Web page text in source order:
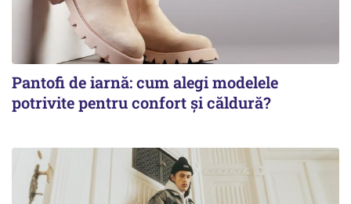
Pantofi de iarnă: cum alegi modelele
potrivite pentru confort și căldură?